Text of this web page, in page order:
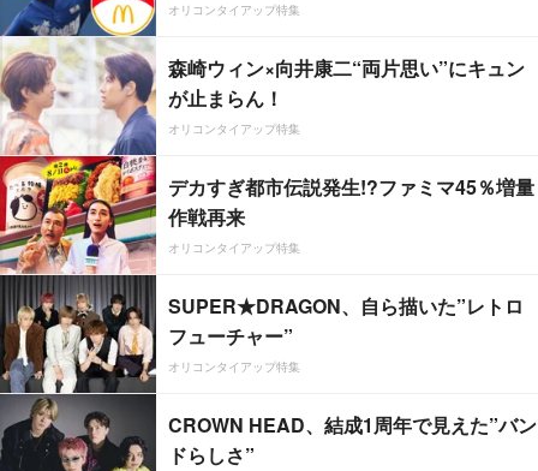
オリコンタイアップ特集
森崎ウィン×向井康二“両片思い”にキュン
が止まらん！
オリコンタイアップ特集
デカすぎ都市伝説発生!?ファミマ45％増量
作戦再来
オリコンタイアップ特集
SUPER★DRAGON、自ら描いた”レトロ
フューチャー”
オリコンタイアップ特集
CROWN HEAD、結成1周年で見えた”バン
ドらしさ”